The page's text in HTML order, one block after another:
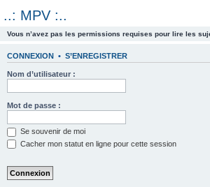
..: MPV :..
Vous n’avez pas les permissions requises pour lire les
CONNEXION • S’ENREGISTRER
Nom d’utilisateur :
Mot de passe :
Se souvenir de moi
Cacher mon statut en ligne pour cette session